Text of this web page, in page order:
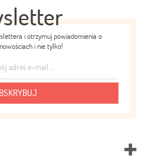
i otrzymuj powiadomienia o
i nie tylko!